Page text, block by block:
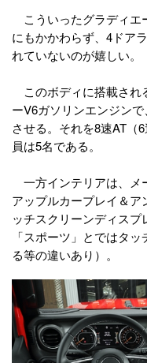
こういったグラディエ
にもかかわらず、4ドア
れていないのが嬉しい。
このボディに搭載され
ーV6ガソリンエンジン
させる。それを8速AT（
員は5名である。
一方インテリアは、メ
アップルカープレイ＆ア
ッチスクリーンディス
「スポーツ」とではタ
る等の違いあり）。